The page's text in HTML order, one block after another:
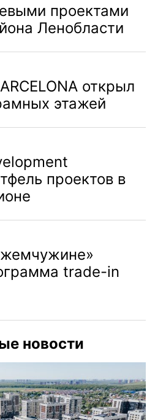
проектами
Ленобласти
открыл
этажей
проектов в
trade-in
новости